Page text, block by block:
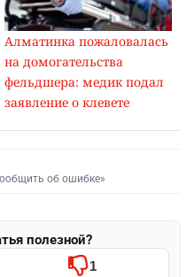
Алматинка пожаловалась
на домогательства
фельдшера: медик подал
заявление о клевете
об ошибке»
полезной?
1